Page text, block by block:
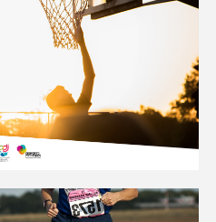
brochura "perguntas e
respostas"
brochura "sermos nós
própri@s"
guia "educar para a
diversidade"
campanha digital contra o
preconceito
associação